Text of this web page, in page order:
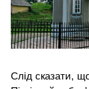
Слід сказати,